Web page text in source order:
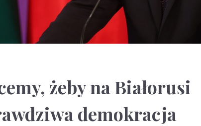
żeby na Białorusi
demokracja